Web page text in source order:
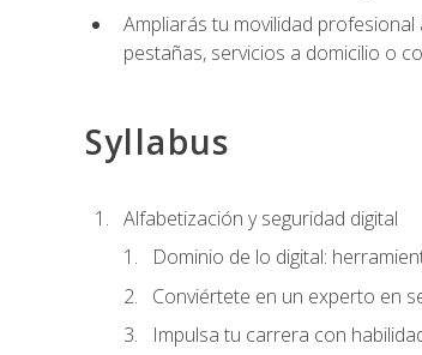
Ampliarás tu movilidad
pestañas, servicios a domicilio o
Syllabus
Alfabetización y seguridad digital
Dominio de lo digital:
Conviértete en un experto en
Impulsa tu carrera con